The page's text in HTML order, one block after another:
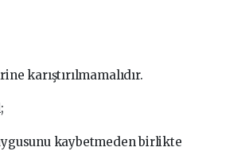
karıştırılmamalıdır.
kaybetmeden birlikte